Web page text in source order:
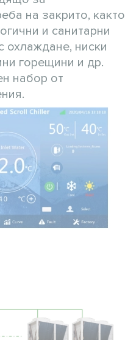
на закрито, както
и санитарни
охлаждане, ниски
горещини и др.
набор от